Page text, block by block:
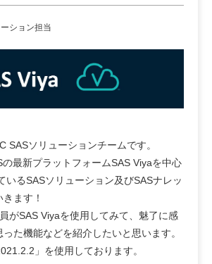
ション担当
SASソリューションチームです。
最新プラットフォームSAS Viyaを中心
いるSASソリューション及びSASナレッ
ます！
がSAS Viyaを使用してみて、魅了に感
た機能などを紹介したいと思います。
」を使用しております。